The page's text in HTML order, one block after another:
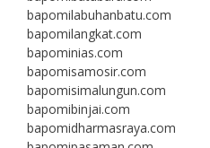
bapomilabuhanbatu.com
bapomilangkat.com
bapominias.com
bapomisamosir.com
bapomisimalungun.com
bapomibinjai.com
bapomidharmasraya.com